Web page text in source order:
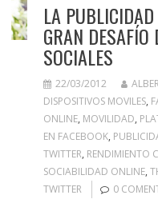
LA
GRAN DESAFÍO
SOCIALES
22/03/2012
DISPOSITIVOS MOVILES,
ONLINE, MOVILIDAD,
EN FACEBOOK,
TWITTER, RENDIMIENTO
SOCIABILIDAD ONLINE,
TWITTER
0